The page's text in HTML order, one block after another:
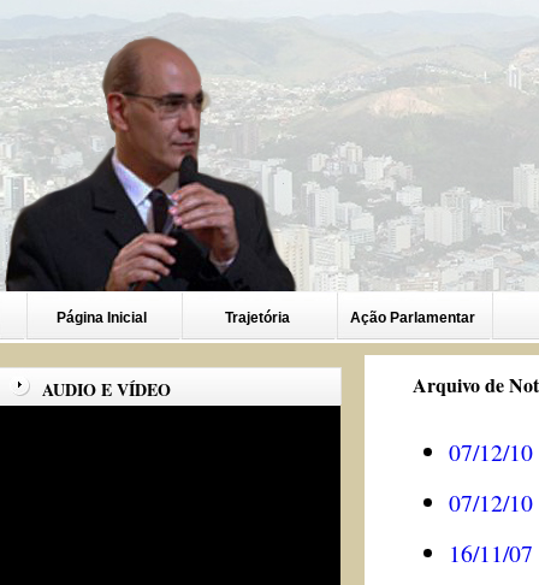
Página Inicial Trajetória Ação Parlamentar
AUDIO E VÍDEO Arquivo de
07/12/
07/12/
16/11/